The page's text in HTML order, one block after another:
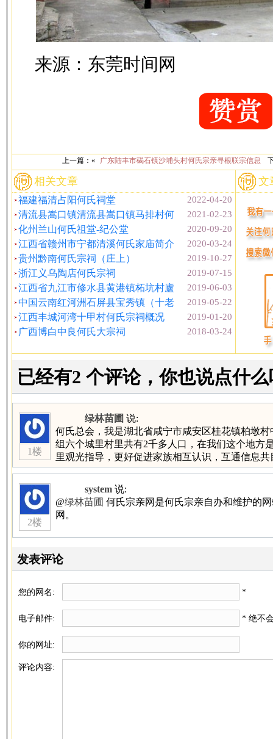
来源：东莞时间网
上一篇：« 广东陆丰市碣石镇沙埔头村何氏宗亲寻根联宗信息
相关文章
2022-04-20
福建福清占阳何氏祠堂
2021-02-23
清流县嵩口镇清流县嵩口镇马排村何
2020-09-20
化州兰山何氏祖堂-纪公堂
2020-03-24
江西省赣州市宁都清溪何氏家庙简介
2019-10-27
贵州黔南何氏宗祠（庄上）
2019-07-15
浙江义乌陶店何氏宗祠
2019-06-03
江西省九江市修水县黄港镇柘坑村廬
2019-05-22
中国云南红河洲石屏县宝秀镇（十老
2019-01-20
江西丰城河湾十甲村何氏宗祠概况
2018-03-24
广西博白中良何氏大宗祠
文
已经有2 个评论，你也说点什么
1楼
绿林苗圃 说:
何氏总会，我是湖北省咸宁市咸安区桂花镇柏墩
组六个城里村里共有2千多人口，在我们这个地方
里观光指导，更好促进家族相互认识，互通信息共
2楼
system 说:
@绿林苗圃 何氏宗亲网是何氏宗亲自办和维护的
网。
发表评论
您的网名: *
电子邮件: * 绝不
你的网址:
评论内容: